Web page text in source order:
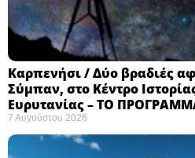
Καρπενήσι / Δύο βραδιές
Σύμπαν, στο Κέντρο
Ευρυτανίας – ΤΟ
7 Αυγούστου 2026